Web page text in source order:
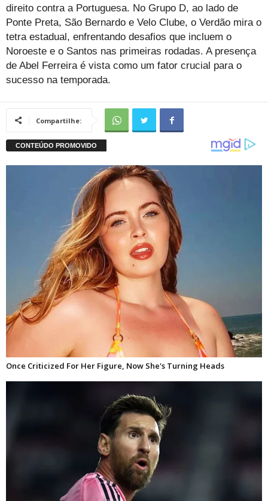
direito contra a Portuguesa. No Grupo D, ao lado de
Ponte Preta, São Bernardo e Velo Clube, o Verdão mira o
tetra estadual, enfrentando desafios que incluem o
Noroeste e o Santos nas primeiras rodadas. A presença
de Abel Ferreira é vista como um fator crucial para o
sucesso na temporada.
Compartilhe: